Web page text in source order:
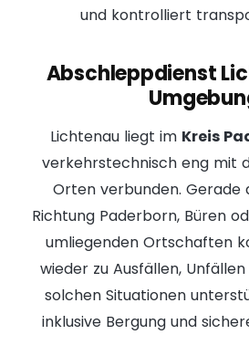
und kontrolliert
Abschleppdienst
Lichtenau liegt im Kreis
verkehrstechnisch eng mit
Orten verbunden. Gerade
Richtung Paderborn, Büren
umliegenden Ortschaften
wieder zu Ausfällen,
solchen Situationen
inklusive Bergung und